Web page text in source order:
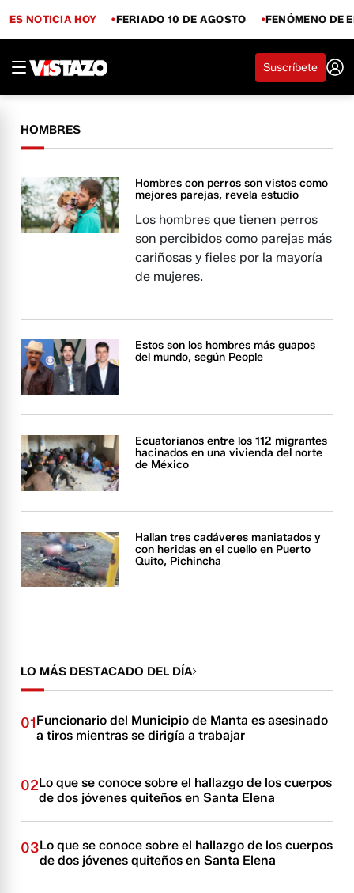
ES NOTICIA HOY FERIADO 10 DE AGOSTO FENÓMENO DE
Suscríbete
HOMBRES
Hombres con perros son vistos como
mejores parejas, revela estudio
Los hombres que tienen perros
son percibidos como parejas más
cariñosas y fieles por la mayoría
de mujeres.
Estos son los hombres más guapos
del mundo, según People
Ecuatorianos entre los 112 migrantes
hacinados en una vivienda del norte
de México
Hallan tres cadáveres maniatados y
con heridas en el cuello en Puerto
Quito, Pichincha
LO MÁS DESTACADO DEL DÍA
01Funcionario del Municipio de Manta es asesinado
a tiros mientras se dirigía a trabajar
02Lo que se conoce sobre el hallazgo de los cuerpos
de dos jóvenes quiteños en Santa Elena
03Lo que se conoce sobre el hallazgo de los cuerpos
de dos jóvenes quiteños en Santa Elena